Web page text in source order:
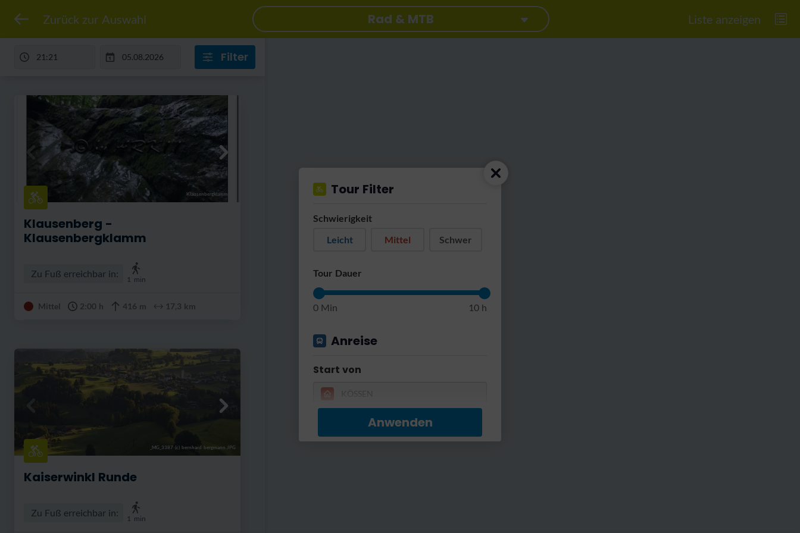
RatterRatter...
Zurück zur Auswahl Rad & MTB Liste anzeigen
Filter
Klausenbergklamm.jpg _DSC0973kaiserwinkl tirol-Sommerurlaub_klein_ 0077.jpg
Klausenberg -
Klausenbergklamm
Zu Fuß erreichbar in:
1 min
Mittel 2:00 h 416 m 17,3 km
_MG_3387 (c) bernhard bergmann.JPG
Kaiserwinkl Runde
Zu Fuß erreichbar in:
1 min
Tour Filter
Schwierigkeit
Leicht
Mittel Schwer
Tour Dauer
0 Min 10 h
Anreise
Start von
Anwenden